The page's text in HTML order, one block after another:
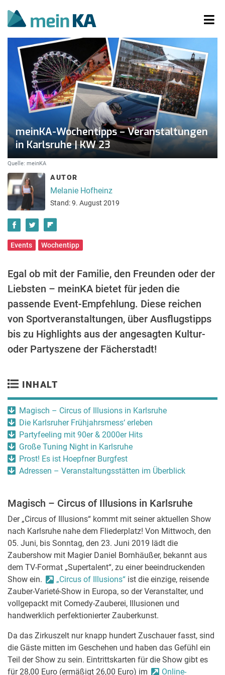
meinKA-Wochentipps – Veranstaltungen
in Karlsruhe | KW 23
Quelle: meinKA
AUTOR
Melanie Hofheinz
Stand: 9. August 2019
Events Wochentipp
Egal ob mit der Familie, den Freunden oder der
Liebsten – meinKA bietet für jeden die
passende Event-Empfehlung. Diese reichen
von Sportveranstaltungen, über Ausflugstipps
bis zu Highlights aus der angesagten Kultur-
oder Partyszene der Fächerstadt!
INHALT
Magisch – Circus of Illusions in Karlsruhe
Die Karlsruher Frühjahrsmess‘ erleben
Partyfeeling mit 90er & 2000er Hits
Große Tuning Night in Karlsruhe
Prost! Es ist Hoepfner Burgfest
Adressen – Veranstaltungsstätten im Überblick
Magisch – Circus of Illusions in Karlsruhe
Der „Circus of Illusions“ kommt mit seiner aktuellen Show
nach Karlsruhe nahe dem Fliederplatz! Von Mittwoch, den
05. Juni, bis Sonntag, den 23. Juni 2019 lädt die
Zaubershow mit Magier Daniel Bornhäußer, bekannt aus
dem TV-Format „Supertalent“, zu einer beeindruckenden
Show ein.
„Circus of Illusions“ ist die einzige, reisende
Zauber-Varieté-Show in Europa, so der Veranstalter, und
vollgepackt mit Comedy-Zauberei, Illusionen und
handwerklich perfektionierter Zauberkunst.
Da das Zirkuszelt nur knapp hundert Zuschauer fasst, sind
die Gäste mitten im Geschehen und haben das Gefühl ein
Teil der Show zu sein. Eintrittskarten für die Show gibt es
für 28,00 Euro (ermäßigt 26,00 Euro) im
Online-